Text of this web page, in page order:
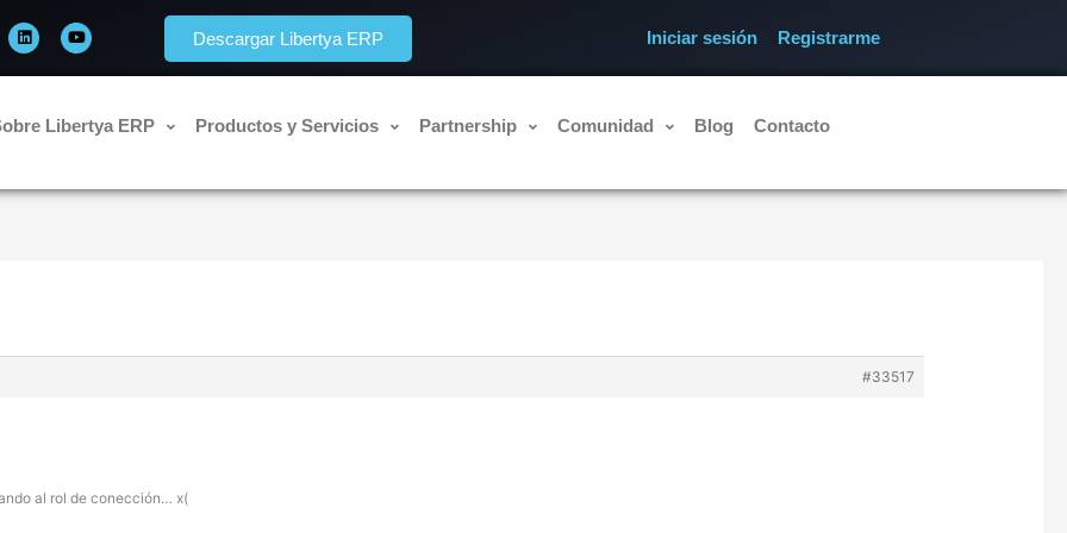
i
n
k
e
n
o
u
t
u
Descargar Libertya ERP Iniciar sesión Registrarme
Libertya ERP Productos y Servicios Partnership Comunidad Blog Contacto
#33517
al rol de conección… x(